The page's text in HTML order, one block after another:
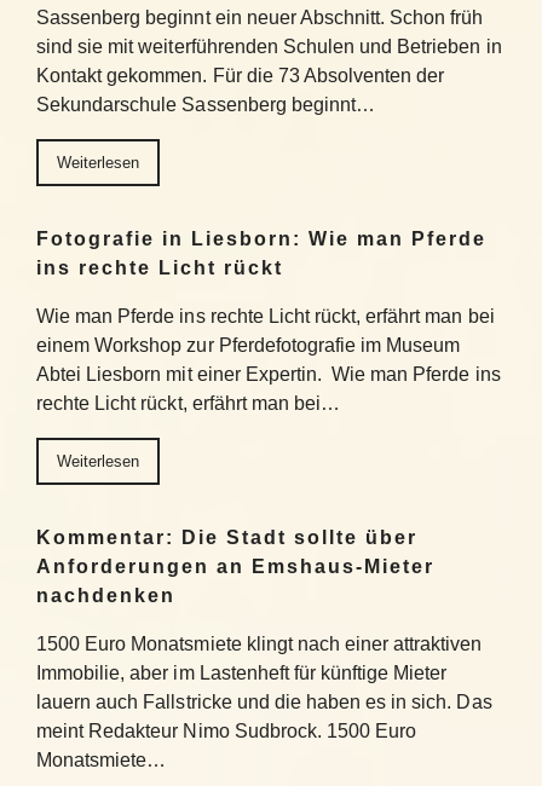
Sassenberg beginnt ein neuer Abschnitt. Schon früh
sind sie mit weiterführenden Schulen und Betrieben in
Kontakt gekommen. Für die 73 Absolventen der
Sekundarschule Sassenberg beginnt…
Weiterlesen
Fotografie in Liesborn: Wie man Pferde
ins rechte Licht rückt
Wie man Pferde ins rechte Licht rückt, erfährt man bei
einem Workshop zur Pferdefotografie im Museum
Abtei Liesborn mit einer Expertin. Wie man Pferde ins
rechte Licht rückt, erfährt man bei…
Weiterlesen
Kommentar: Die Stadt sollte über
Anforderungen an Emshaus-Mieter
nachdenken
1500 Euro Monatsmiete klingt nach einer attraktiven
Immobilie, aber im Lastenheft für künftige Mieter
lauern auch Fallstricke und die haben es in sich. Das
meint Redakteur Nimo Sudbrock. 1500 Euro
Monatsmiete…